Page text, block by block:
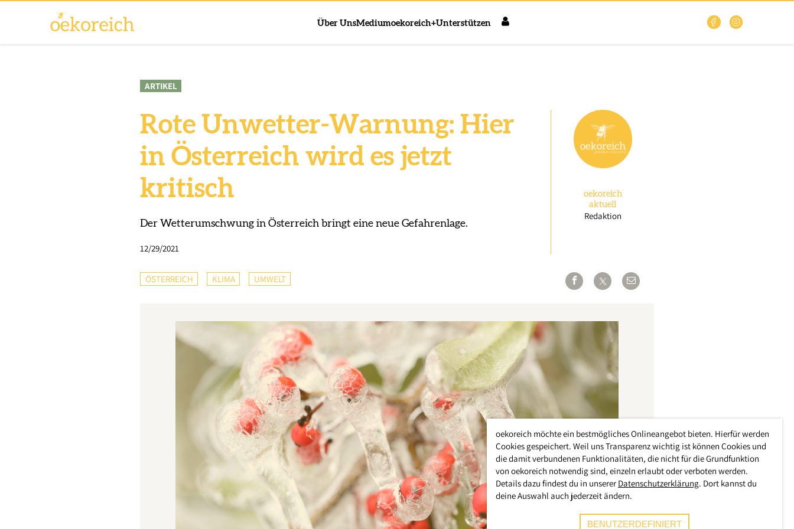
Über UnsMediumoekoreich+Unterstützen
ARTIKEL
Rote Unwetter-Warnung: Hier
in Österreich wird es jetzt
kritisch
Der Wetterumschwung in Österreich bringt eine neue Gefahrenlage.
12/29/2021
oekoreich
aktuell
Redaktion
ÖSTERREICH KLIMA UMWELT
oekoreich möchte ein bestmögliches Onlineangebot bieten. Hierfür werden
Cookies gespeichert. Weil uns Transparenz wichtig ist können Cookies und
die damit verbundenen Funktionalitäten, die nicht für die Grundfunktion
von oekoreich notwendig sind, einzeln erlaubt oder verboten werden.
Details dazu findest du in unserer Datenschutzerklärung. Dort kannst du
deine Auswahl auch jederzeit ändern.
BENUTZERDEFINIERT